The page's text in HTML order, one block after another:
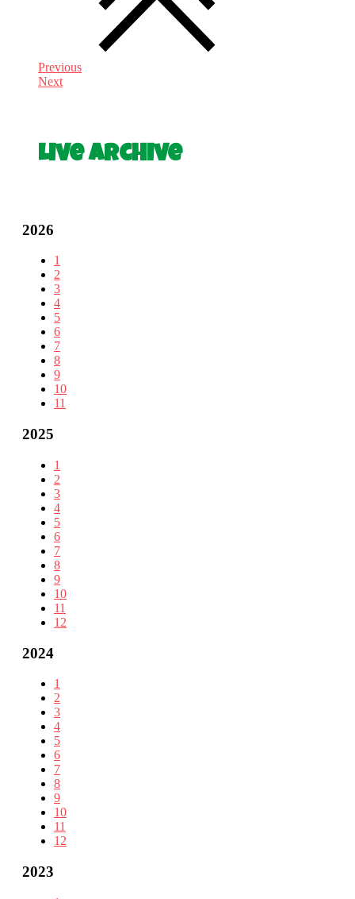
Previous
Next
Live Archive
2026
1
2
3
4
5
6
7
8
9
10
11
2025
1
2
3
4
5
6
7
8
9
10
11
12
2024
1
2
3
4
5
6
7
8
9
10
11
12
2023